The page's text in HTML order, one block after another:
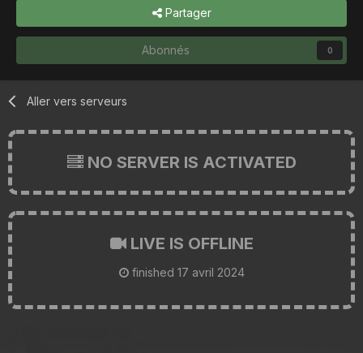
Partager
Abonnés 0
Aller vers serveurs
NO SERVER IS ACTIVATED
LIVE IS OFFLINE
finished 17 avril 2024